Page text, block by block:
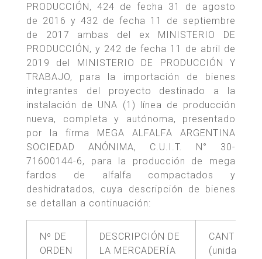
PRODUCCIÓN, 424 de fecha 31 de agosto
de 2016 y 432 de fecha 11 de septiembre
de 2017 ambas del ex MINISTERIO DE
PRODUCCIÓN, y 242 de fecha 11 de abril de
2019 del MINISTERIO DE PRODUCCIÓN Y
TRABAJO, para la importación de bienes
integrantes del proyecto destinado a la
instalación de UNA (1) línea de producción
nueva, completa y autónoma, presentado
por la firma MEGA ALFALFA ARGENTINA
SOCIEDAD ANÓNIMA, C.U.I.T. N° 30-
71600144-6, para la producción de mega
fardos de alfalfa compactados y
deshidratados, cuya descripción de bienes
se detallan a continuación:
Nº DE
ORDEN
DESCRIPCIÓN DE
LA MERCADERÍA
CANTIDAD
(unidades)